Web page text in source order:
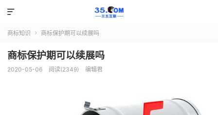

商标知识  商标保护期可以续展吗
商标保护期可以续展吗
2020-05-06 阅读(2349) 编辑君